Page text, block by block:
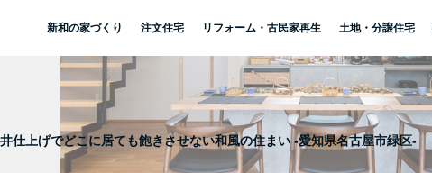
新和の家づくり 注文住宅 リフォーム・古民家再生 土地・分譲住宅
仕上げでどこに居ても飽きさせない和風の住まい -愛知県名古屋市緑区-